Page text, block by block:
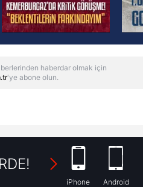
haberdar olmak için
'ye abone olun.
iPhone Android